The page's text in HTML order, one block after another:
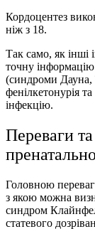
Кордоцентез
ніж з 18.
Так само, як інші
точну
(синдроми Дауна,
фенілкетонурія
інфекцію.
Переваги
Головною
з якою можна
синдром
статевого